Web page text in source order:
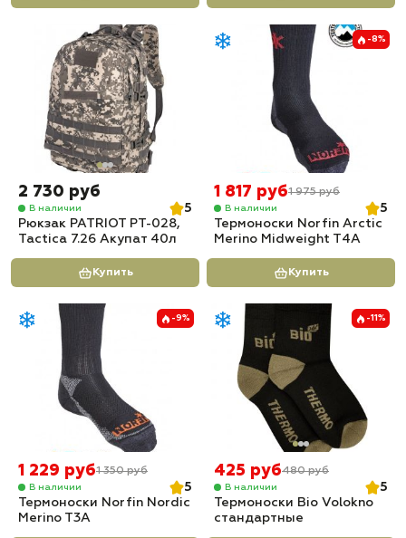
2 730 руб
В наличии
5
Рюкзак PATRIOT РТ-028,
Tactica 7.26 Акупат 40л
Купить
-8%
1 817 руб1 975 руб
В наличии
5
Термоноски Norfin Arctic
Merino Midweight T4A
Купить
-9%
1 229 руб1 350 руб
В наличии
5
Термоноски Norfin Nordic
Merino T3A
-11%
425 руб480 руб
В наличии
5
Термоноски Bio Volokno
стандартные